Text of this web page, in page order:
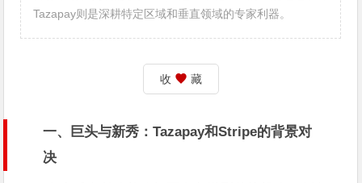
Tazapay则是深耕特定区域和垂直领域的专家利器。
收 藏
一、巨头与新秀：Tazapay和Stripe的背景对
决